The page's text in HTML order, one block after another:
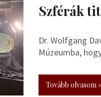
Szférák
Dr. Wolfgang
Múzeumba,
Tovább olvasom »